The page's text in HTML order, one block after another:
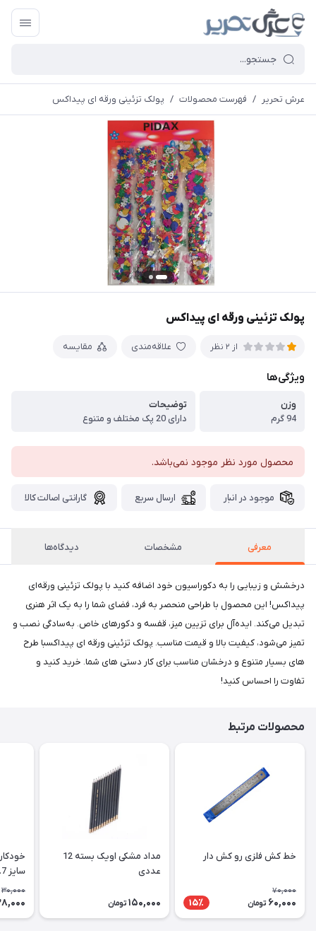
عرش تحریر / فهرست محصولات / پولک تزئینی ورقه ای پیداکس
پولک تزئینی ورقه ای پیداکس
از 2 نظر علاقه‌مندی مقایسه
ویژگی‌ها
وزن
94 گرم
توضیحات
دارای 20 پک مختلف و متنوع
محصول مورد نظر موجود نمی‌باشد.
موجود در انبار ارسال سریع گارانتی اصالت کالا
معرفی مشخصات دیدگاه‌ها
درخشش و زیبایی را به دکوراسیون خود اضافه کنید با پولک تزئینی ورقه‌ای
پیداکس! این محصول با طراحی منحصر به فرد، فضای شما را به یک اثر هنری
تبدیل می‌کند. ایده‌آل برای تزیین میز، قفسه و دکورهای خاص. به‌سادگی نصب و
تمیز می‌شود، کیفیت بالا و قیمت مناسب. پولک تزئینی ورقه ای پیداکسبا طرح
های بسیار متنوع و درخشان مناسب برای کار دستی های شما. خرید کنید و
تفاوت را احساس کنید!
محصولات مرتبط
خط کش فلزی رو کش دار
70,000
60,000 تومان 15٪
مداد مشکی اویک بسته 12
عددی
150,000 تومان
سایز 0.7 میلیمتر
30,000